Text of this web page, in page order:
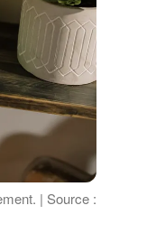
| Source :